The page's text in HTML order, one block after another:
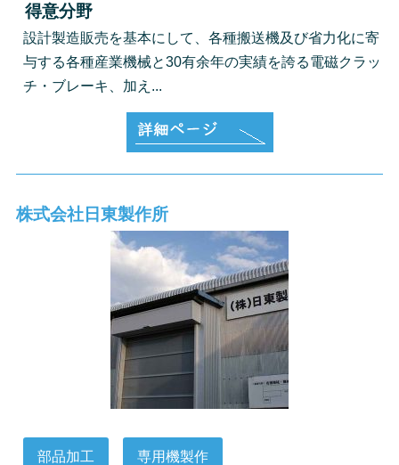
得意分野
設計製造販売を基本にして、各種搬送機及び省力化に寄
与する各種産業機械と30有余年の実績を誇る電磁クラッ
チ・ブレーキ、加え...
株式会社日東製作所
部品加工 専用機製作